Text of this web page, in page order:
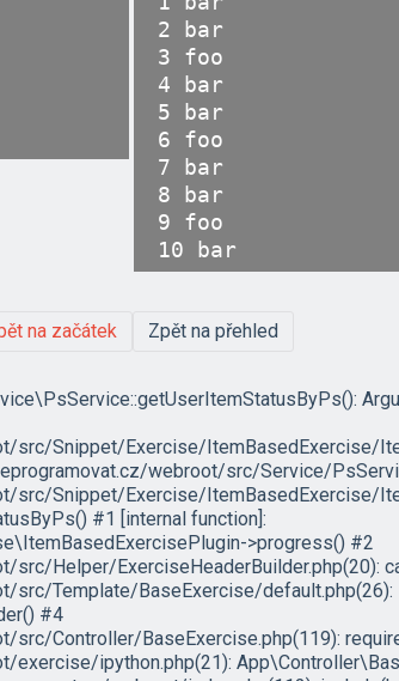
2 bar
3 foo
4 bar
5 bar
6 foo
7 bar
8 bar
9 foo
na začátek Zpět na přehled
src/Snippet/Exercise/ItemBasedExercise/
webroot/src/Service/
Snippet/Exercise/ItemBasedExercise/
#1 [internal function]:
>progress() #2
Helper/ExerciseHeaderBuilder.php(20):
src/Template/BaseExercise/default.php(26):
#4
Controller/BaseExercise.php(119):
ipython.php(21):